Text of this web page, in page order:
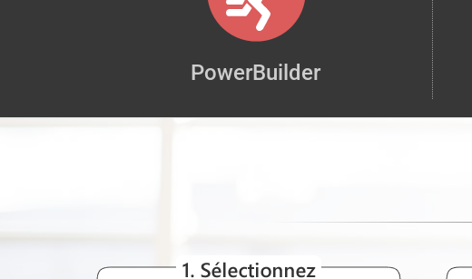
PowerBuilder